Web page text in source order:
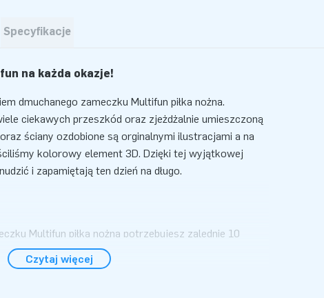
Specyfikacje
na każdą okazje!
dmuchanego zameczku Multifun piłka nożna.
ciekawych przeszkód oraz zjeżdżalnie umieszczoną
ściany ozdobione są orginalnymi ilustracjami a na
kolorowy element 3D. Dzięki tej wyjątkowej
i zapamiętają ten dzień na długo.
Multifun piłka nożna potrzebujesz zalednie 10
i łatwy w transporcie. Idealnie nadaje się jako
Przy zakupie dmuchańca dmuchawe, materiały
Czytaj więcej